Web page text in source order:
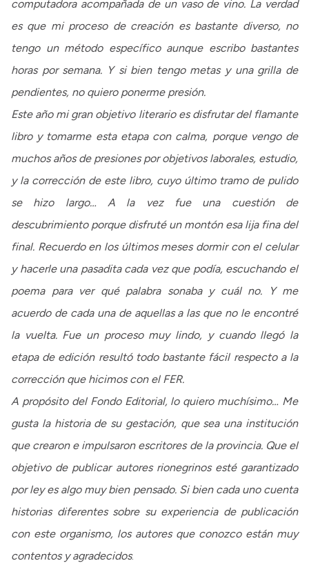
computadora acompañada de un vaso de vino. La verdad
es que mi proceso de creación es bastante diverso, no
tengo un método específico aunque escribo bastantes
horas por semana. Y si bien tengo metas y una grilla de
pendientes, no quiero ponerme presión.
Este año mi gran objetivo literario es disfrutar del flamante
libro y tomarme esta etapa con calma, porque vengo de
muchos años de presiones por objetivos laborales, estudio,
y la corrección de este libro, cuyo último tramo de pulido
se hizo largo… A la vez fue una cuestión de
descubrimiento porque disfruté un montón esa lija fina del
final. Recuerdo en los últimos meses dormir con el celular
y hacerle una pasadita cada vez que podía, escuchando el
poema para ver qué palabra sonaba y cuál no. Y me
acuerdo de cada una de aquellas a las que no le encontré
la vuelta. Fue un proceso muy lindo, y cuando llegó la
etapa de edición resultó todo bastante fácil respecto a la
corrección que hicimos con el FER.
A propósito del Fondo Editorial, lo quiero muchísimo… Me
gusta la historia de su gestación, que sea una institución
que crearon e impulsaron escritores de la provincia. Que el
objetivo de publicar autores rionegrinos esté garantizado
por ley es algo muy bien pensado. Si bien cada uno cuenta
historias diferentes sobre su experiencia de publicación
con este organismo, los autores que conozco están muy
contentos y agradecidos.